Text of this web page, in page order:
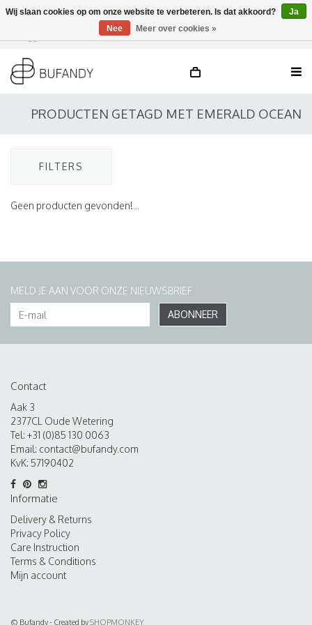
DE / EN
PRODUCTEN GETAGD MET EMERALD OCEAN
FILTERS
Geen producten gevonden!...
MELD JE AAN VOOR ONZE NIEUWSBRIEF
ABONNEER
Contact
Aak 3
2377CL Oude Wetering
Tel: +31 (0)85 130 0063
Email: contact@bufandy.com
KvK: 57190402
Informatie
Delivery & Returns
Privacy Policy
Care Instruction
Terms & Conditions
Mijn account
© Bufandy - Created bySHOPMONKEY
Wij slaan cookies op om onze website te verbeteren. Is dat akkoord?
Ja
Nee
Meer over cookies »